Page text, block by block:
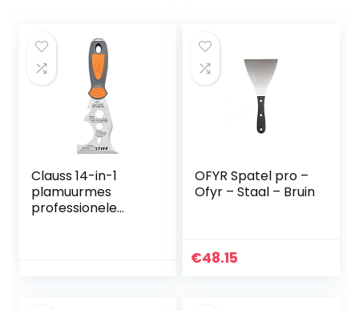
Clauss 14-in-1
plamuurmes
professionele
OFYR Spatel pro –
Ofyr – Staal – Bruin
€48.15